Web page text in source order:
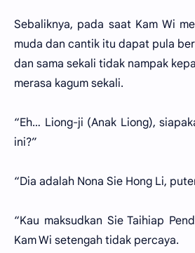
Sebaliknya, pada saat Kam Wi
muda dan cantik itu dapat pula
dan sama sekali tidak nampak
merasa kagum sekali.
“Eh… Liong-ji (Anak Liong),
ini?”
“Dia adalah Nona Sie Hong Li,
“Kau maksudkan Sie Taihiap
Kam Wi setengah tidak percaya.